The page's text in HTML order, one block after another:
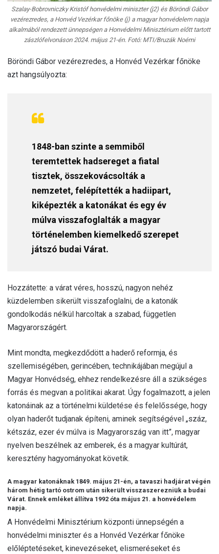
Szalay-Bobrovniczky Kristóf honvédelmi miniszter (j2) és Böröndi Gábor
vezérezredes, a Honvéd Vezérkar főnöke (j) a magyar honvédelem napja
alkalmából rendezett ünnepségen a Honvédelmi Minisztérium előtt tartott
zászlófelvonáson 2024. május 21-én. Fotó: MTI/Bruzák Noémi
Böröndi Gábor vezérezredes, a Honvéd Vezérkar főnöke
azt hangsúlyozta:
1848-ban szinte a semmiből
teremtettek hadsereget a fiatal
tisztek, összekovácsolták a
nemzetet, felépítették a hadiipart,
kiképezték a katonákat és egy év
múlva visszafoglalták a magyar
történelemben kiemelkedő szerepet
játszó budai Várat.
Hozzátette: a várat véres, hosszú, nagyon nehéz
küzdelemben sikerült visszafoglalni, de a katonák
gondolkodás nélkül harcoltak a szabad, független
Magyarországért.
Mint mondta, megkezdődött a haderő reformja, és
szellemiségében, gerincében, technikájában megújul a
Magyar Honvédség, ehhez rendelkezésre áll a szükséges
forrás és megvan a politikai akarat. Úgy fogalmazott, a jelen
katonáinak az a történelmi küldetése és felelőssége, hogy
olyan haderőt tudjanak építeni, aminek segítségével „száz,
kétszáz, ezer év múlva is Magyarország van itt”, magyar
nyelven beszélnek az emberek, és a magyar kultúrát,
keresztény hagyományokat követik.
A magyar katonáknak 1849. május 21-én, a tavaszi hadjárat végén
három hétig tartó ostrom után sikerült visszaszerezniük a budai
Várat. Ennek emléket állítva 1992 óta május 21. a honvédelem
napja.
A Honvédelmi Minisztérium központi ünnepségén a
honvédelmi miniszter és a Honvéd Vezérkar főnöke
előléptetéseket, kinevezéseket, elismeréseket és